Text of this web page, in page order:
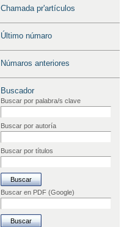
Chamada pr'artículos
Último númaro
Númaros anteriores
Buscador
Buscar por palabra/s clave
Buscar por autoría
Buscar por títulos
Buscar en PDF (Google)